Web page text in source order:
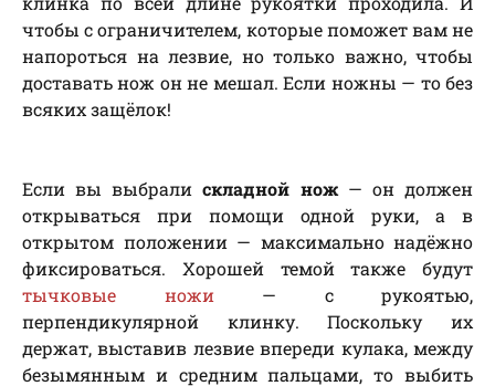
чтобы с ограничителем, которые поможет вам не
напороться на лезвие, но только важно, чтобы
доставать нож он не мешал. Если ножны — то без
всяких защёлок!
Если вы выбралискладной нож— он должен
открываться при помощи одной руки, а в
открытом положении — максимально надёжно
фиксироваться. Хорошей темой также будут
тычковые ножи — с рукоятью,
перпендикулярной клинку. Поскольку их
держат, выставив лезвие впереди кулака, между
безымянным и средним пальцами, то выбить